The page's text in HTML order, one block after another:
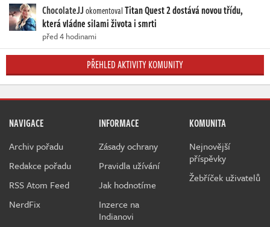
ChocolateJJokomentovalTitan Quest 2 dostává novou třídu,
která vládne silami života i smrti
před 4 hodinami
PŘEHLED AKTIVITY KOMUNITY
NAVIGACE
Archiv pořadu
Redakce pořadu
RSS Atom Feed
NerdFix
INFORMACE
Zásady ochrany
Pravidla užívání
Jak hodnotíme
Inzerce na
Indianovi
KOMUNITA
Nejnovější
příspěvky
Žebříček uživatelů